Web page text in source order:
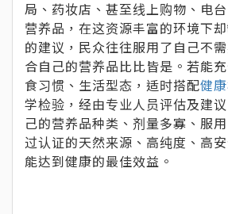
局、药妆店、甚至线上购物、电
营养品，在这资源丰富的环境下
的建议，民众往往服用了自己不
合自己的营养品比比皆是。若能
食习惯、生活型态，适时搭配健
学检验，经由专业人员评估及建
己的营养品种类、剂量多寡、服
过认证的天然来源、高纯度、高
能达到健康的最佳效益。